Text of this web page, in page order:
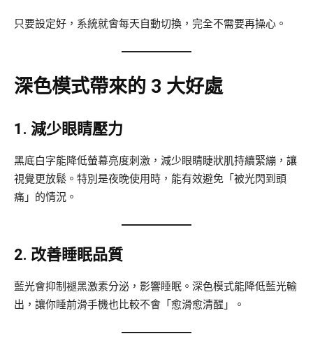
只要設定好，系統就會每天自動切換，完全不需要再操心。
深色模式帶來的 3 大好處
1. 減少眼睛壓力
黑底白字能降低螢幕亮度刺激，減少眼睛睫狀肌持續緊繃，讓
視覺更放鬆。特別是夜晚使用時，能有效避免「被光閃到頭
痛」的情況。
2. 改善睡眠品質
藍光會抑制褪黑激素分泌，影響睡眠。深色模式能降低藍光輸
出，讓你睡前滑手機也比較不會「愈滑愈清醒」。